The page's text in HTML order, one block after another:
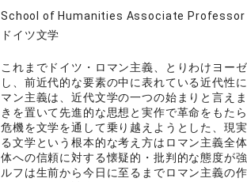
School of Humanities Associate Professor
ドイツ文学
これまでドイツ・ロマン主義、とりわけヨー
し、前近代的な要素の中に表れている近代性
マン主義は、近代文学の一つの始まりと言え
きを置いて先進的な思想と実作で革命をもた
危機を文学を通して乗り越えようとした、現
る文学という根本的な考え方はロマン主義全
体への信頼に対する懐疑的・批判的な態度が
ルフは生前から今日に至るまでロマン主義の